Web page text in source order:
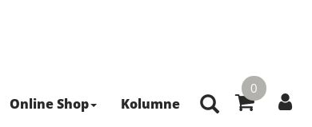
0
Online Shop Kolumne